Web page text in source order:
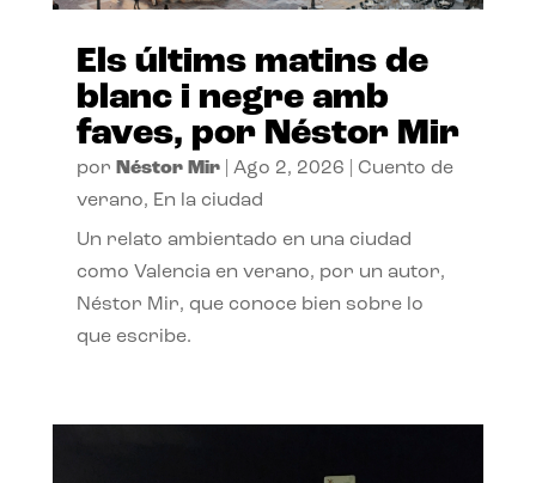
Els últims matins de
blanc i negre amb
faves, por Néstor Mir
por Néstor Mir| Ago 2, 2026
Cuento de
verano, En la ciudad
Un relato ambientado en una ciudad
como Valencia en verano, por un autor,
Néstor Mir, que conoce bien sobre lo
que escribe.